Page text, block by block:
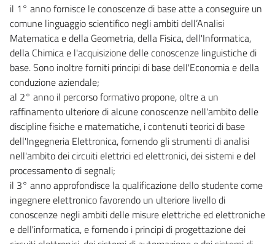
il 1° anno fornisce le conoscenze di base atte a conseguire un
comune linguaggio scientifico negli ambiti dell’Analisi
Matematica e della Geometria, della Fisica, dell'Informatica,
della Chimica e l'acquisizione delle conoscenze linguistiche di
base. Sono inoltre forniti principi di base dell'Economia e della
conduzione aziendale;
al 2° anno il percorso formativo propone, oltre a un
raffinamento ulteriore di alcune conoscenze nell'ambito delle
discipline fisiche e matematiche, i contenuti teorici di base
dell'Ingegneria Elettronica, fornendo gli strumenti di analisi
nell'ambito dei circuiti elettrici ed elettronici, dei sistemi e del
processamento di segnali;
il 3° anno approfondisce la qualificazione dello studente come
ingegnere elettronico favorendo un ulteriore livello di
conoscenze negli ambiti delle misure elettriche ed elettroniche
e dell'informatica, e fornendo i principi di progettazione dei